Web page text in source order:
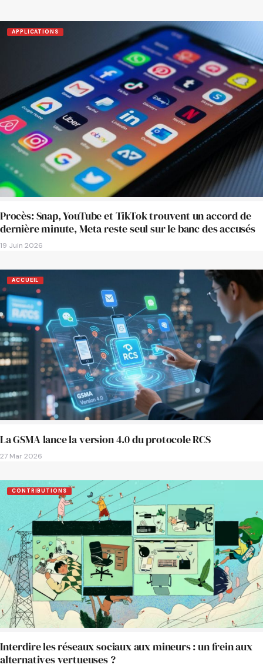
APPLICATIONS
Procès: Snap, YouTube et TikTok trouvent un accord de
dernière minute, Meta reste seul sur le banc des accusés
19 Juin 2026
ACCUEIL
La GSMA lance la version 4.0 du protocole RCS
27 Mar 2026
CONTRIBUTIONS
Interdire les réseaux sociaux aux mineurs : un frein aux
alternatives vertueuses ?